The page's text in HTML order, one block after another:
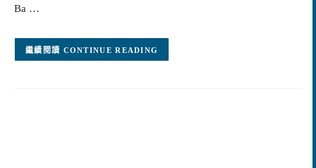
Ba …
CONTINUE READING